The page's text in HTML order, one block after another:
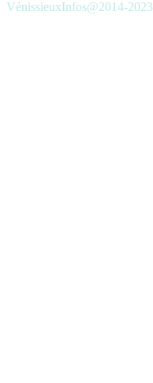
VénissieuxInfos@2014-2023